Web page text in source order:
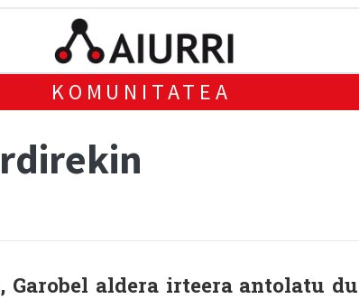
KOMUNITATEA
Garobel aldera irteera antolatu du